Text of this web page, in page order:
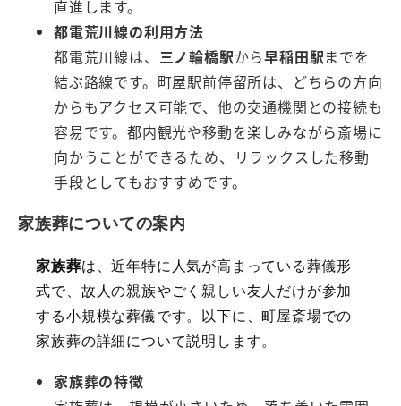
直進します。
都電荒川線の利用方法
都電荒川線は、 三ノ輪橋駅から早稲田駅までを
結ぶ路線です。町屋駅前停留所は、どちらの方向
からもアクセス可能で、他の交通機関との接続も
容易です。都内観光や移動を楽しみながら斎場に
向かうことができるため、リラックスした移動
手段としてもおすすめです。
家族葬についての案内
家族葬は、近年特に人気が高まっている葬儀形
式で、故人の親族やごく親しい友人だけが参加
する小規模な葬儀です。以下に、町屋斎場での
家族葬の詳細について説明します。
家族葬の特徴